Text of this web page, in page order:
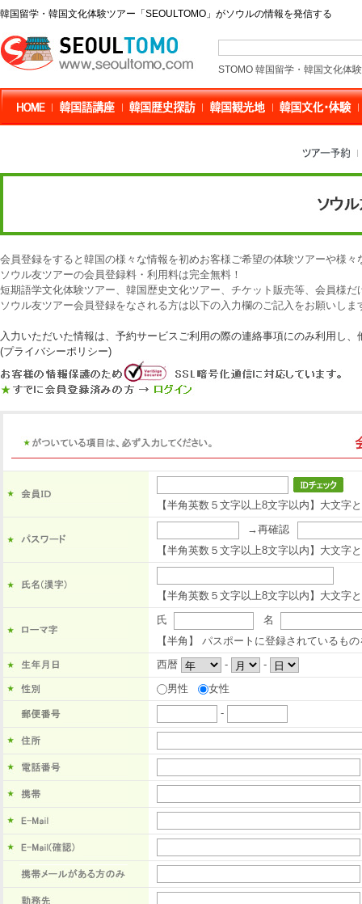
韓国留学・韓国文化体験ツアー「SEOULTOMO」がソウルの情報を発信する
STOMO 韓国留学・韓国文化体
会員登録をすると韓国の様々な情報を初めお客様ご希望の体験ツアーや様
ソウル友ツアーの会員登録料・利用料は完全無料！
短期語学文化体験ツアー、韓国歴史文化ツアー、チケット販売等、会員様
ソウル友ツアー会員登録をなされる方は以下の入力欄のご記入をお願いしま
入力いただいた情報は、予約サービスご利用の際の連絡事項にのみ利用し
(プライバシーポリシー)
【半角英数５文字以上8文字以内】大文字
→再確認
【半角英数５文字以上8文字以内】大文字
【半角英数５文字以上8文字以内】大文字
氏
名
【半角】 パスポートに登録されているも
西暦
-
-
男性
女性
-